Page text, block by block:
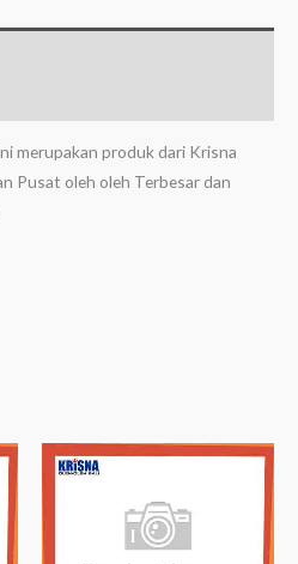
merupakan produk dari Krisna
Pusat oleh oleh Terbesar dan